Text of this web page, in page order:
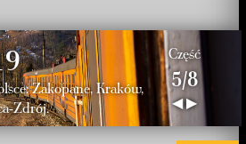
Zakopane, Kraków,
Zdrój.
Część
5/8
◀▶